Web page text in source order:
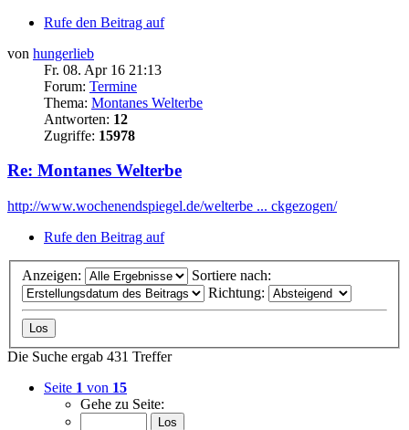
Rufe den Beitrag auf
von hungerlieb
Fr. 08. Apr 16 21:13
Forum: Termine
Thema: Montanes Welterbe
Antworten: 12
Zugriffe: 15978
Re: Montanes Welterbe
http://www.wochenendspiegel.de/welterbe ... ckgezogen/
Rufe den Beitrag auf
Anzeigen:
Sortiere nach:
Richtung:
Die Suche ergab 431 Treffer
Seite 1 von 15
Gehe zu Seite: